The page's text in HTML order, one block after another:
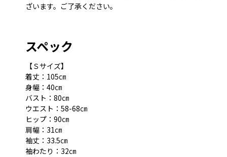
ざいます。ご了承ください。
スペック
【Ｓサイズ】
着丈：105㎝
身幅：40㎝
バスト：80㎝
ウエスト：58-68㎝
ヒップ：90㎝
肩幅：31㎝
袖丈：33.5㎝
袖わたり：32㎝